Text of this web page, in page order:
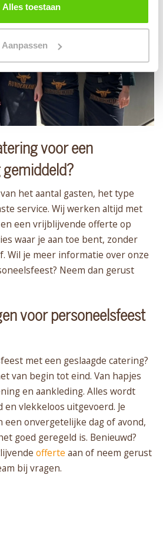
Alles toestaan
Aanpassen
voor een
het aantal gasten, het type
service. Wij werken altijd met
een vrijblijvende offerte op
waar je aan toe bent, zonder
Wil je meer informatie over onze
Neem dan gerust
voor personeelsfeest
met een geslaagde catering?
van begin tot eind. Van hapjes
en aankleding. Alles wordt
vlekkeloos uitgevoerd. Je
een onvergetelijke dag of avond,
goed geregeld is. Benieuwd?
offerte aan of neem gerust
bij vragen.